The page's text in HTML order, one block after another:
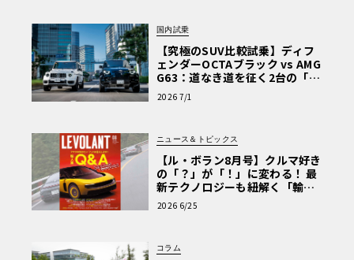
国内試乗
【究極のSUV比較試乗】ディフ
ェンダーOCTAブラック vs AMG
G63：道なき道を征く2台の「対
極的アプローチ」
2026 7/1
ニュース＆トピックス
【ル・ボラン8月号】クルマ好き
の「？」が「！」に変わる！ 最
新テクノロジーも紐解く「輸入
車Q&A」
2026 6/25
コラム